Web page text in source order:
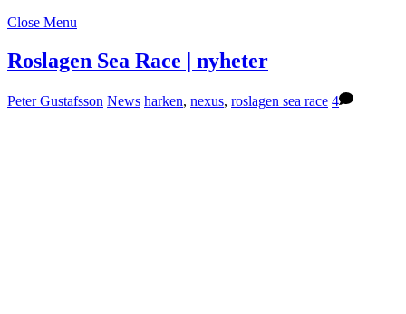
Close Menu
Roslagen Sea Race | nyheter
Peter Gustafsson News harken, nexus, roslagen sea race 4